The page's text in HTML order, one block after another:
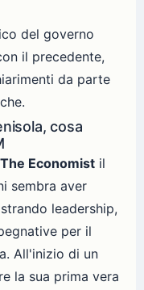
del governo
il precedente,
da parte
cosa
The Economist il
sembra aver
leadership,
per il
All'inizio di un
la sua prima vera